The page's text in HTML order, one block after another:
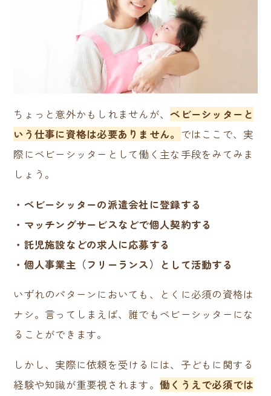
ちょっと意外かもしれませんが、 ベビーシッターと
いう仕事に資格は必要ありません。 ではここで、実
際にベビーシッターとして働く主な手段をみてみま
しょう。
・ベビーシッターの派遣会社に登録する
・マッチングサービスなどで個人契約する
・託児施設などの求人に応募する
・個人事業主（フリーランス）として活動する
いずれのパターンにおいても、とくに必須の資格は
ナシ。言ってしまえば、誰でもベビーシッターにな
ることができます。
しかし、実際に依頼を受けるには、子どもに関する
経験や知識が重要視されます。 働くうえで必須では